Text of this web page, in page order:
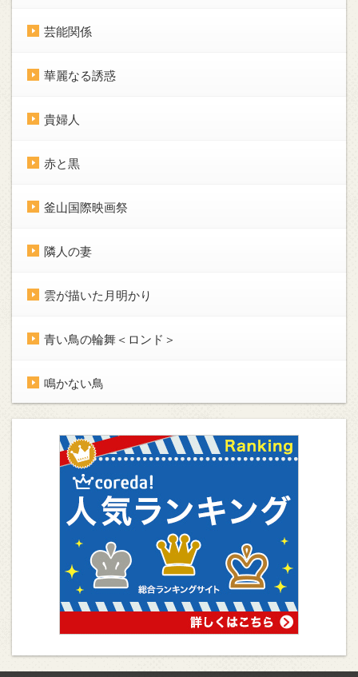
芸能関係
華麗なる誘惑
貴婦人
赤と黒
釜山国際映画祭
隣人の妻
雲が描いた月明かり
青い鳥の輪舞＜ロンド＞
鳴かない鳥